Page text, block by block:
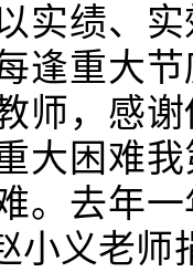
实绩、
逢重大
师，感
大困难
。去年
小义老师